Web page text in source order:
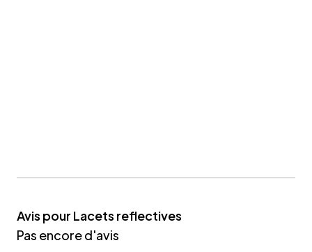
Avis pour Lacets reflectives
Pas encore d'avis